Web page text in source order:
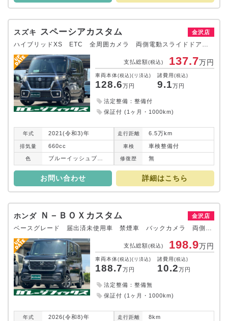
スズキ スペーシアカスタム 金沢店
ハイブリッドXS ETC 全周囲カメラ 両側電動スライドドア 8型ナビ TV クリアランスソナー オートクルーズコントロール レーンアシスト 衝突被害軽減システム オートライト LEDヘッドランプ スマートキー
支払総額(税込) 137.7万円
車両本体(税込)(リ済込)
128.6万円
諸費用(税込)
9.1万円
法定整備：整備付
保証付 (1ヶ月・1000km)
年式 2021(令和3)年 走行距離 6.5万km
排気量 660cc 車検 車検整備付
色 ブルーイッシュブラックパール３ 修復歴 無
お問い合わせ 詳細はこちら
ホンダ Ｎ－ＢＯＸカスタム 金沢店
ベースグレード 届出済未使用車 禁煙車 バックカメラ 両側電動スライドドア オートクルーズコントロール オートライト スマートキー アイドリングストップ 電動格納ミラー シートヒーター ベンチシート アルミホイール
支払総額(税込) 198.9万円
車両本体(税込)(リ済込)
188.7万円
諸費用(税込)
10.2万円
法定整備：整備無
保証付 (1ヶ月・1000km)
年式 2026(令和8)年 走行距離 8km